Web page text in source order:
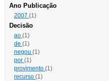
Ano Publicação
2007 (1)
Decisão
ao (1)
de (1)
negou (1)
por (1)
provimento (1)
recurso (1)